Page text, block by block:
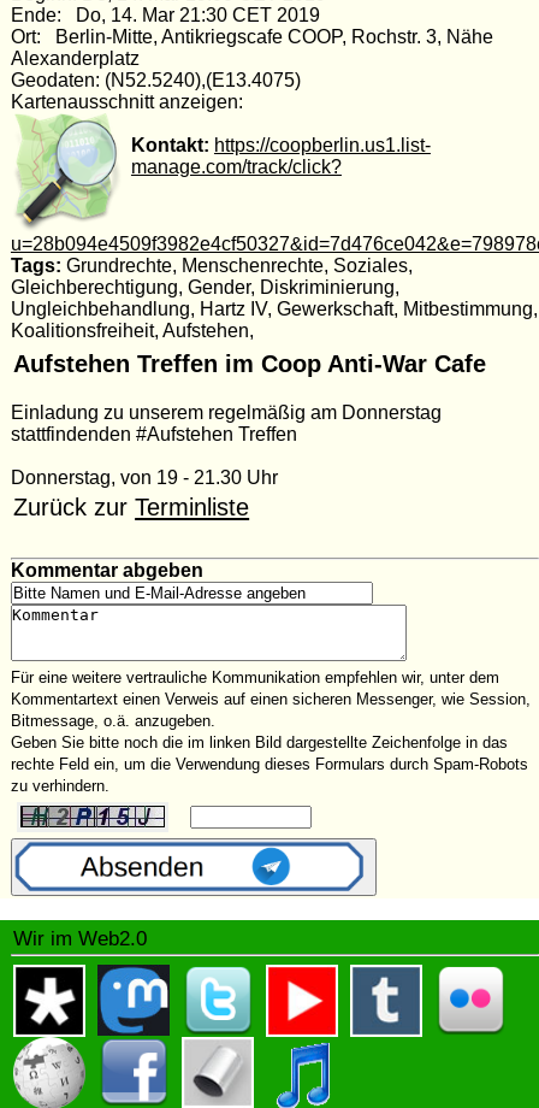
Ende: Do, 14. Mar 21:30 CET 2019
Ort: Berlin-Mitte, Antikriegscafe COOP, Rochstr. 3, Nähe
Alexanderplatz
Geodaten: (N52.5240),(E13.4075)
Kartenausschnitt anzeigen:
Kontakt: https://coopberlin.us1.list-
manage.com/track/click?
Tags: Grundrechte, Menschenrechte, Soziales,
Gleichberechtigung, Gender, Diskriminierung,
Ungleichbehandlung, Hartz IV, Gewerkschaft, Mitbestimmung,
Koalitionsfreiheit, Aufstehen,
Aufstehen Treffen im Coop Anti-War Cafe
Einladung zu unserem regelmäßig am Donnerstag
stattfindenden #Aufstehen Treffen
Donnerstag, von 19 - 21.30 Uhr
Zurück zurTerminliste
Kommentar abgeben
Für eine weitere vertrauliche Kommunikation empfehlen wir, unter dem
Kommentartext einen Verweis auf einen sicheren Messenger, wie Session,
Bitmessage, o.ä. anzugeben.
Geben Sie bitte noch die im linken Bild dargestellte Zeichenfolge in das
rechte Feld ein, um die Verwendung dieses Formulars durch Spam-Robots
zu verhindern.
Wir im Web2.0